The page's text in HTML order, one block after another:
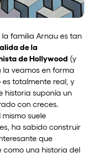
familia Arnau es tan
de la
de Hollywood (y
la veamos en forma
es totalmente real, y
historia suponía un
con creces.
suele
ha sabido construir
que
una historia del